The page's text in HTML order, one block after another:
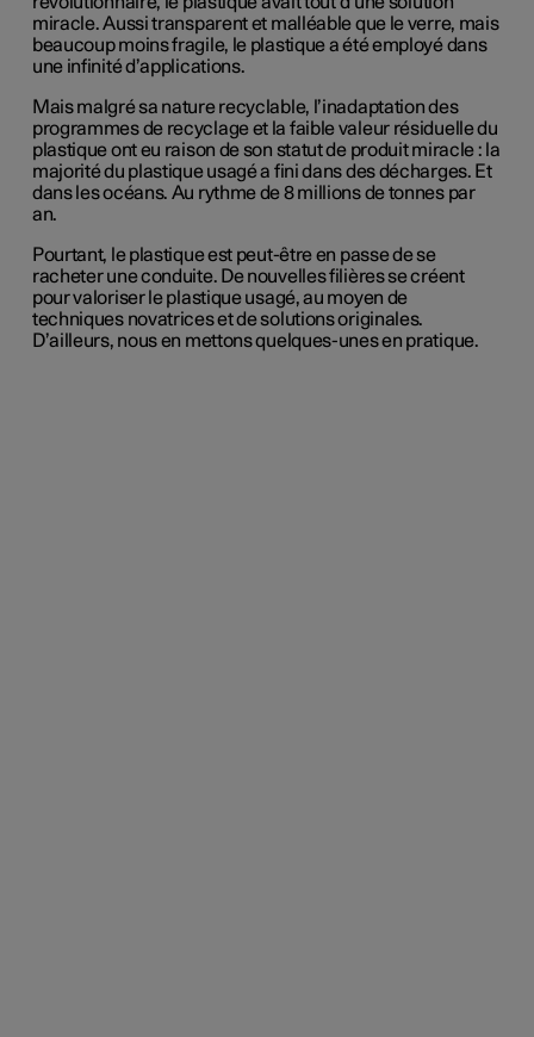
miracle. Aussi transparent et malléable que le verre, mais
beaucoup moins fragile, le plastique a été employé dans
une infinité d’applications.
Mais malgré sa nature recyclable, l’inadaptation des
programmes de recyclage et la faible valeur résiduelle du
plastique ont eu raison de son statut de produit miracle : la
majorité du plastique usagé a fini dans des décharges. Et
dans les océans. Au rythme de 8 millions de tonnes par
an.
Pourtant, le plastique est peut-être en passe de se
racheter une conduite. De nouvelles filières se créent
pour valoriser le plastique usagé, au moyen de
techniques novatrices et de solutions originales.
D’ailleurs, nous en mettons quelques-unes en pratique.